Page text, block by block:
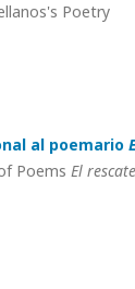
Poetry
al poemario
Poems El